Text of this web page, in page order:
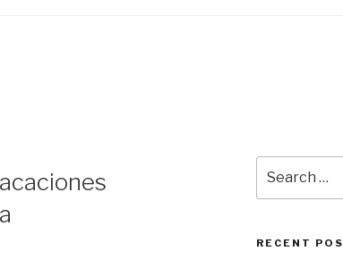
for:
RECENT